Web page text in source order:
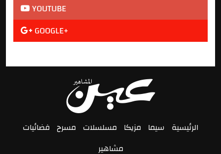
YOUTUBE
GOOGLE+
الرئيسية سيما مزيكا مسلسلات مسرح فضائيات
مشاهير